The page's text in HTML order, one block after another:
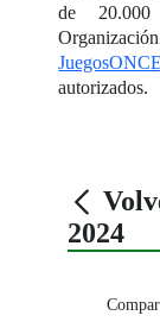
de
JuegosONCE
autorizados.
2024